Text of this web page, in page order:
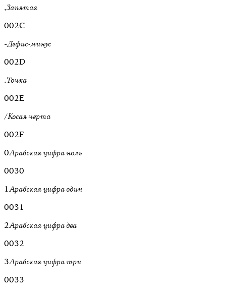
,Запятая
002C
-Дефис-минус
002D
.Точка
002E
/Косая черта
002F
0Арабская цифра ноль
0030
1Арабская цифра один
0031
2Арабская цифра два
0032
3Арабская цифра три
0033